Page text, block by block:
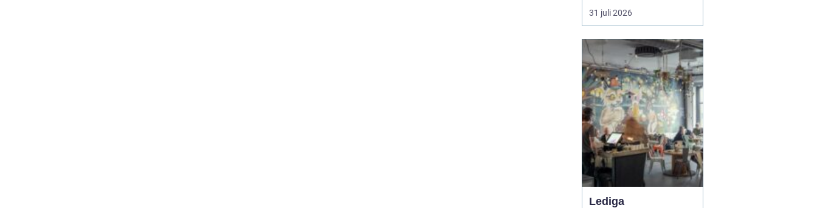
Hur hittar man ett
instrument som både
och passar budgeten?
Utbudet är stort, från nya
digitalpianon i
musikaffärer till
renoverade akustiska
instrument hos mindr...
31 juli 2026
Lediga